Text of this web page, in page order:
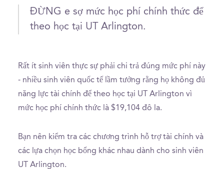
ĐỪNG e sợ mức học phí chính thức để
theo học tại UT Arlington.
Rất ít sinh viên thực sự phải chi trả đúng mức phí này
- nhiều sinh viên quốc tế lầm tưởng rằng họ không đủ
năng lực tài chính để theo học tại UT Arlington vì
mức học phí chính thức là $19,104 đô la.
Bạn nên kiểm tra các chương trình hỗ trợ tài chính và
các lựa chọn học bổng khác nhau dành cho sinh viên
UT Arlington.